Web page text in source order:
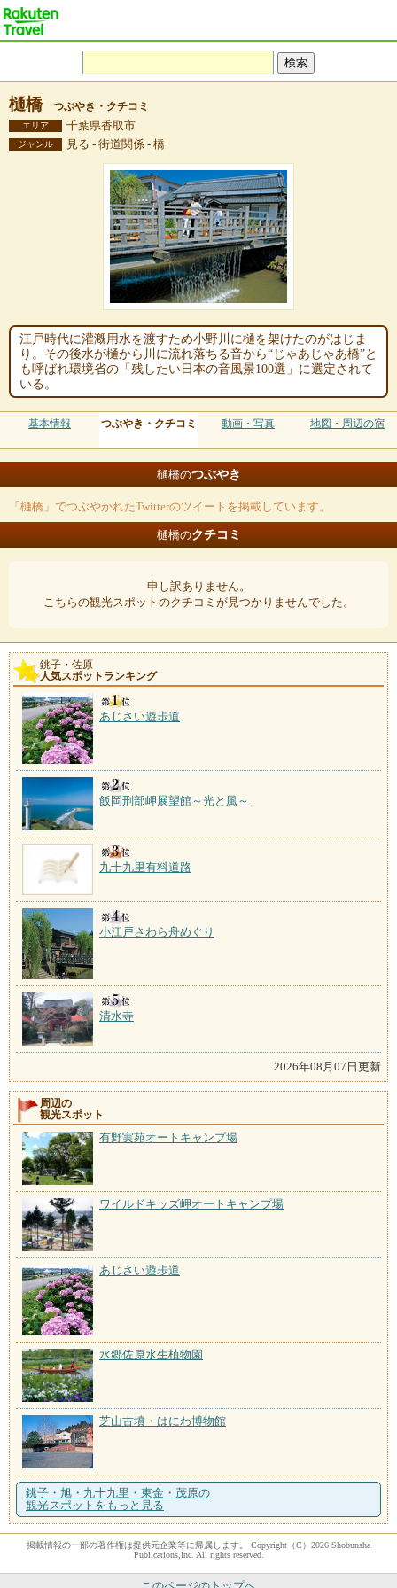
樋橋 つぶやき・クチコミ
エリア 千葉県香取市
ジャンル 見る - 街道関係 - 橋
江戸時代に灌漑用水を渡すため小野川に樋を架けたのがはじま
り。その後水が樋から川に流れ落ちる音から“じゃあじゃあ橋”と
も呼ばれ環境省の「残したい日本の音風景100選」に選定されて
いる。
基本情報 つぶやき・クチコミ 動画・写真 地図・周辺の宿
樋橋のつぶやき
「樋橋」でつぶやかれたTwitterのツイートを掲載しています。
樋橋のクチコミ
申し訳ありません。
こちらの観光スポットのクチコミが見つかりませんでした。
銚子・佐原
人気スポットランキング
あじさい遊歩道
飯岡刑部岬展望館～光と風～
九十九里有料道路
小江戸さわら舟めぐり
清水寺
2026年08月07日更新
周辺の
観光スポット
有野実苑オートキャンプ場
ワイルドキッズ岬オートキャンプ場
あじさい遊歩道
水郷佐原水生植物園
芝山古墳・はにわ博物館
銚子・旭・九十九里・東金・茂原の
観光スポットをもっと見る
掲載情報の一部の著作権は提供元企業等に帰属します。 Copyright（C）2026 Shobunsha
Publications,Inc. All rights reserved.